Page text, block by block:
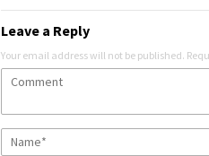
Leave a Reply
Your email address will not be published.